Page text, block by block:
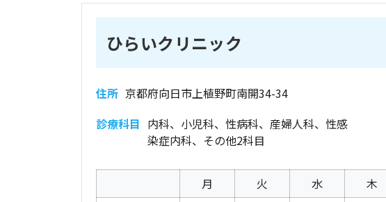
ひらいクリニック
住所 京都府向日市上植野町南開34-34
診療科目 内科、小児科、性病科、産婦人科、性感
染症内科、その他2科目
月 火 水 木